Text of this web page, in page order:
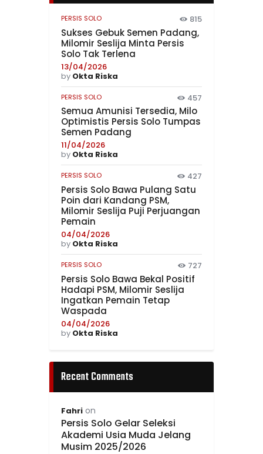
PERSIS SOLO 815
Sukses Gebuk Semen Padang,
Milomir Seslija Minta Persis
Solo Tak Terlena
13/04/2026
by Okta Riska
PERSIS SOLO 457
Semua Amunisi Tersedia, Milo
Optimistis Persis Solo Tumpas
Semen Padang
11/04/2026
by Okta Riska
PERSIS SOLO 427
Persis Solo Bawa Pulang Satu
Poin dari Kandang PSM,
Milomir Seslija Puji Perjuangan
Pemain
04/04/2026
by Okta Riska
PERSIS SOLO 727
Persis Solo Bawa Bekal Positif
Hadapi PSM, Milomir Seslija
Ingatkan Pemain Tetap
Waspada
04/04/2026
by Okta Riska
Recent Comments
Fahri on
Persis Solo Gelar Seleksi
Akademi Usia Muda Jelang
Musim 2025/2026